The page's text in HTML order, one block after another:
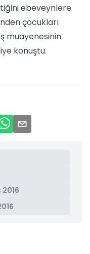
ebeveynlere
çocukları
muayenesinin
konuştu.
2016